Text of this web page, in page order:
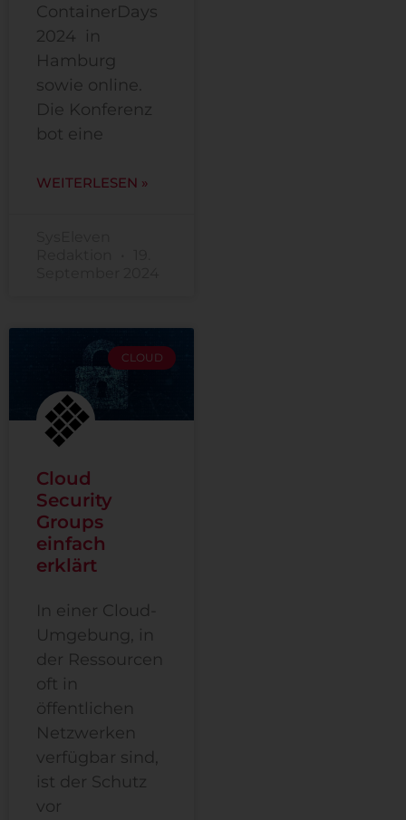
ContainerDays
2024 in
Hamburg
sowie online.
Die Konferenz
bot eine
WEITERLESEN »
CLOUD
Cloud
Security
Groups
einfach
erklärt
In einer Cloud-
Umgebung, in
der Ressourcen
oft in
öffentlichen
Netzwerken
verfügbar sind,
ist der Schutz
vor